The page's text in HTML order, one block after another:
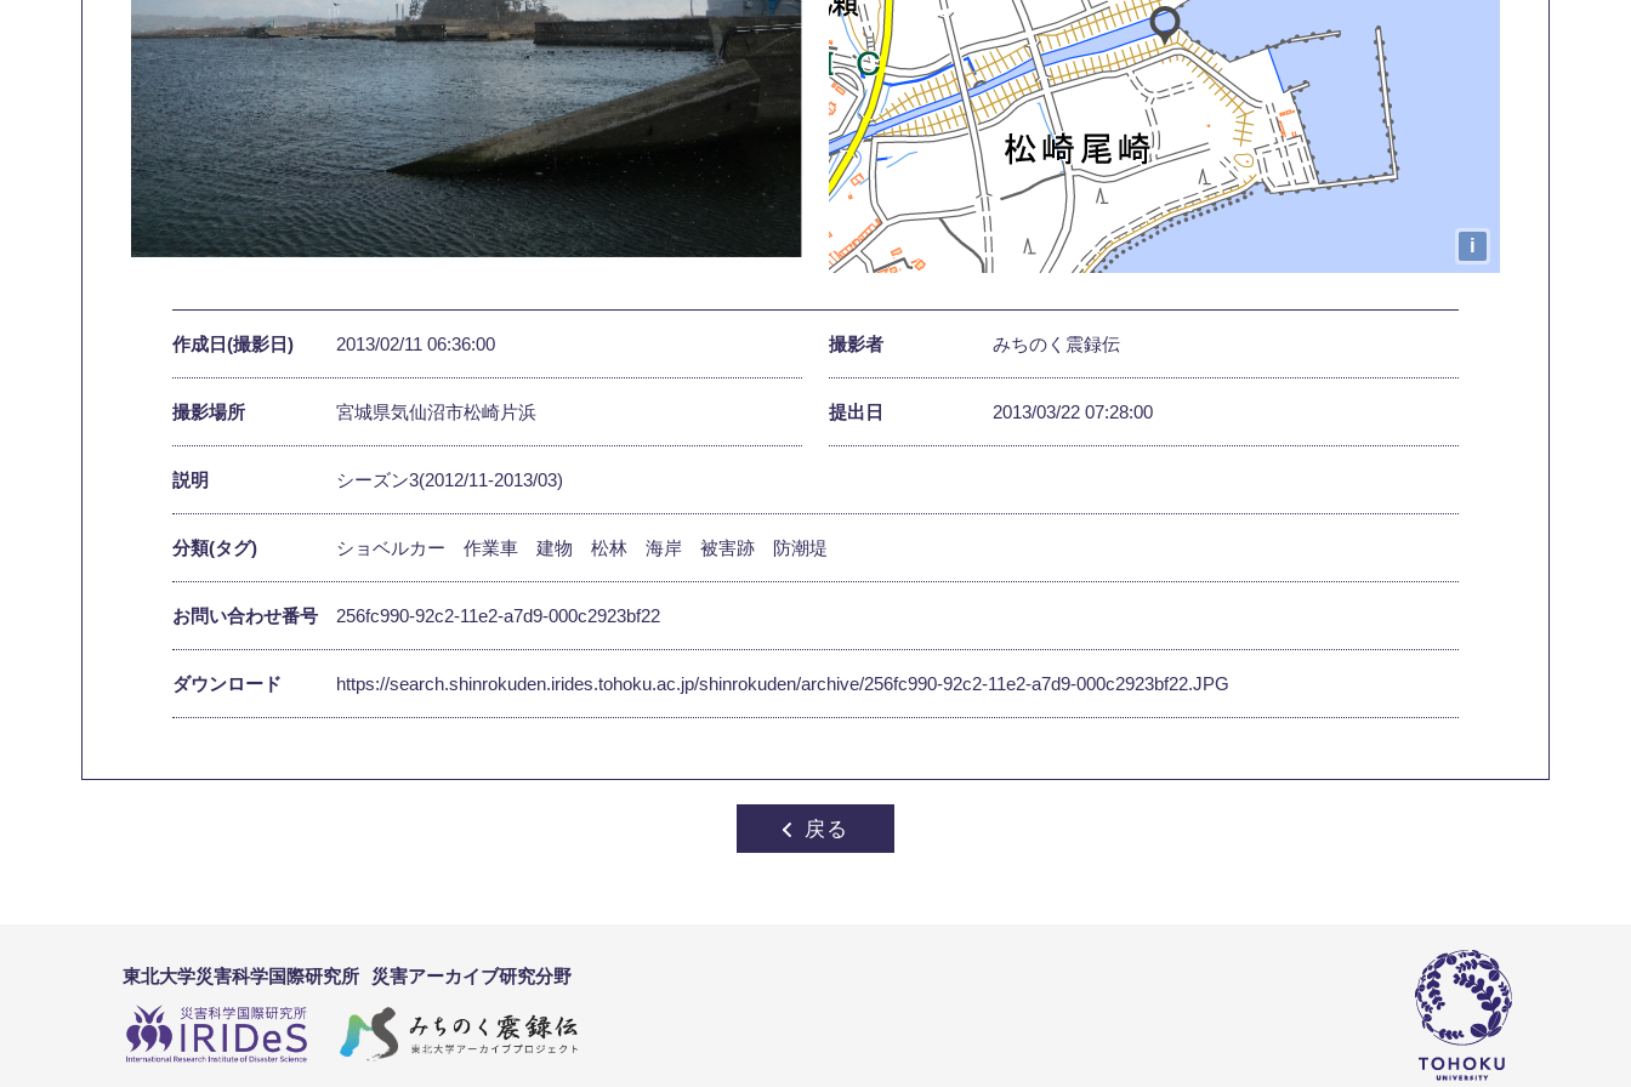
i
作成日(撮影日) 2013/02/11 06:36:00
撮影場所 宮城県気仙沼市松崎片浜
撮影者 みちのく震録伝
提出日 2013/03/22 07:28:00
説明 シーズン3(2012/11-2013/03)
分類(タグ) ショベルカー 作業車 建物 松林 海岸 被害跡 防潮堤
お問い合わせ番号 256fc990-92c2-11e2-a7d9-000c2923bf22
ダウンロード https://search.shinrokuden.irides.tohoku.ac.jp/shinrokuden/archive/256fc990-92c2-11e2-a7d9-000c2923bf22.JPG
戻る
東北大学災害科学国際研究所 災害アーカイブ研究分野